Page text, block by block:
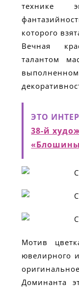
технике
которого
Вечная
талантом
ЭТО
38-й
Мотив
ювелирного
Доминанта